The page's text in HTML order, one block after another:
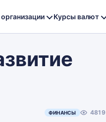
Курсы валют
ФИНАНСЫ 4819